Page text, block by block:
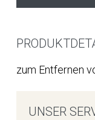
zum Entfernen
UNSER